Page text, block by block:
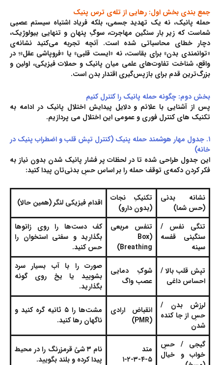
جمع بندی بخش اول: رهایی از تله‌ی ترس پنیک
حمله پانیک، نه یک تهدید جسمی، بلکه فریاد اشتباه سیستم عصبی
شماست که زیر بار سنگین مهاجرت، سوگِ پنهان و تنهایی بیولوژیک،
دچار خطای محاسباتی شده است. آنچه تجربه می‌کنید نشانه‌ی
«توانمندی بدن» برای بقاست، نه «ایست قلبی» یا «فروپاشی عقل»؛ در
واقع، شناخت تفاوت‌های علمی میان پانیک و حملات فیزیکی، اولین و
بزرگ‌ترین قدم برای بازپس‌گیری اقتدار بدن است.
بخش دوم: چگونه حمله پانیک را کنترل کنیم
پس از آشنایی با علائم و دلایل پیدایش اختلال پانیک در ادامه به
تکنیک های کنترل فوری و عمومی این اختلال می پردازیم.
۱. جدول مهار هوشمند حمله پنیک (کنترل تپش قلب و اضطراب پنیک در
خانه)
این جدول طراحی شده تا در لحظات پر فشار پانیک شدن بدون نیاز به
فکر کردن دکمه‌ی توقف حمله را بر اساس حسِ بدنی‌تان پیدا کنید:
نشانه بدنی
(حس شما)
تکنیکِ نجات
(بدون دارو)
اقدام فیزیکی لنگر (همین حالا)
تنگی نفس /
سنگینی قفسه
سینه
تنفس مربعی
(Box
Breathing)
کف دست‌ها را روی زانوها
بگذارید و سفتی استخوان را
حس کنید.
تپش قلب بالا /
احساس داغی
شوکِ دمایی
عصب واگ
صورت را با آب بسیار سرد
بشویید یا یخ روی گونه
بگذارید.
لرزش بدن /
حسِ از جا کنده
شدن
انقباض ارادی
(PMR)
مشت‌ها را ۵ ثانیه گره کنید و
ناگهان رها کنید.
گیجی / حسِ
خواب و خیال
متد
۵-۴-۳-۲-۱
نام ۳ شئ قرمزرنگ را در محیط
پیدا کرده و بلند بگویید.